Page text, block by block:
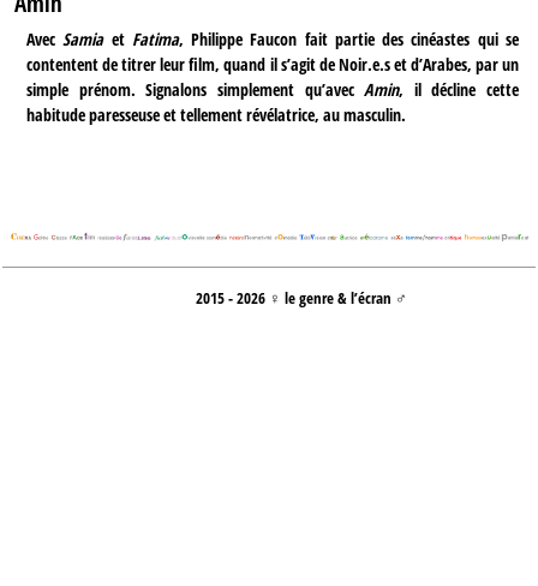
AvecSamia et Fatima, Philippe Faucon fait partie des cinéastes qui se
contentent de titrer leur film, quand il s’agit de Noir.e.s et d’Arabes, par un
simple prénom. Signalons simplement qu’avecAmin, il décline cette
habitude paresseuse et tellement révélatrice, au masculin.
2015 - 2026 ♀ le genre & l’écran ♂